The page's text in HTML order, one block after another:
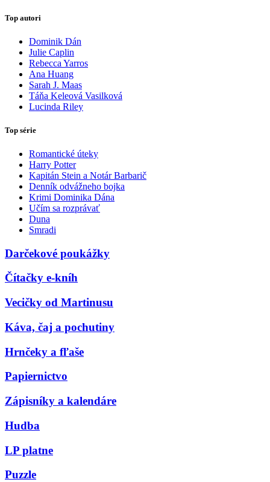
Top autori
Dominik Dán
Julie Caplin
Rebecca Yarros
Ana Huang
Sarah J. Maas
Táňa Keleová Vasilková
Lucinda Riley
Top série
Romantické úteky
Harry Potter
Kapitán Stein a Notár Barbarič
Denník odvážneho bojka
Krimi Dominika Dána
Učím sa rozprávať
Duna
Smradi
Darčekové poukážky
Čítačky e-kníh
Vecičky od Martinusu
Káva, čaj a pochutiny
Hrnčeky a fľaše
Papiernictvo
Zápisníky a kalendáre
Hudba
LP platne
Puzzle